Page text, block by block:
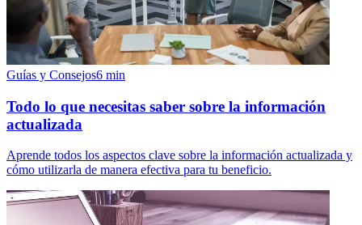
Guías y Consejos6 min
Todo lo que necesitas saber sobre la información
actualizada
Aprende todos los aspectos clave sobre la información actualizada y
cómo utilizarla de manera efectiva para tu beneficio.